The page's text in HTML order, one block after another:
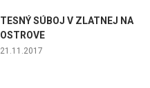
TESNÝ SÚBOJ V ZLATNEJ NA
OSTROVE
21.11.2017